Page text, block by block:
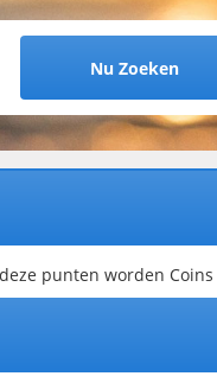
Nu Zoeken
punten worden